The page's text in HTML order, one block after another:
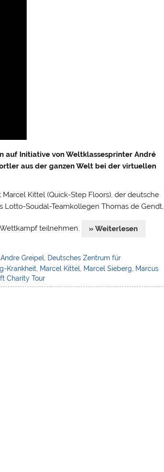
auf Initiative von Weltklassesprinter André
aus der ganzen Welt bei der virtuellen
Kittel (Quick-Step Floors), der deutsche
Lotto-Soudal-Teamkollegen Thomas de Gendt,
teilnehmen. » Weiterlesen
Andre Greipel, Deutsches Zentrum für
Krankheit Marcel Kittel Marcel Sieberg
Marcus
Charity Tour